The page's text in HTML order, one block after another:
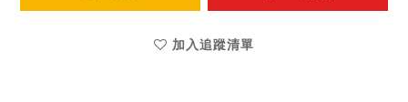
加入追蹤清單